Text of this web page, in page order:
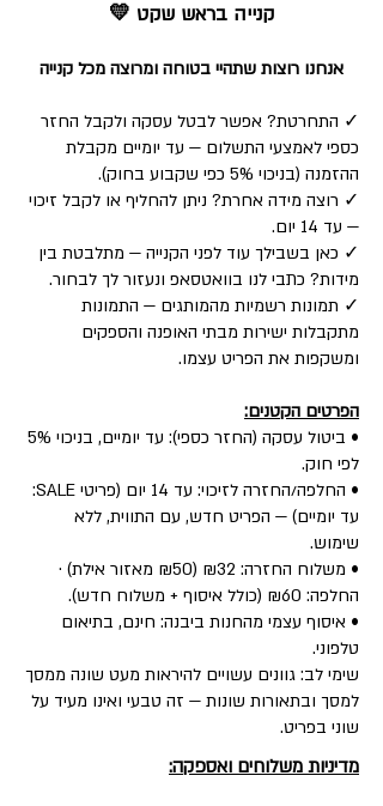
קנייה בראש שקט 💛
אנחנו רוצות שתהיי בטוחה ומרוצה מכל קנייה
✓ התחרטת? אפשר לבטל עסקה ולקבל החזר
כספי לאמצעי התשלום — עד יומיים מקבלת
ההזמנה (בניכוי 5% כפי שקבוע בחוק).
✓ רוצה מידה אחרת? ניתן להחליף או לקבל זיכוי
— עד 14 יום.
✓ כאן בשבילך עוד לפני הקנייה — מתלבטת בין
מידות? כתבי לנו בוואטסאפ ונעזור לך לבחור.
✓ תמונות רשמיות מהמותגים — התמונות
מתקבלות ישירות מבתי האופנה והספקים
ומשקפות את הפריט עצמו.
הפרטים הקטנים:
• ביטול עסקה (החזר כספי): עד יומיים, בניכוי 5%
לפי חוק.
• החלפה/החזרה לזיכוי: עד 14 יום (פריטי SALE:
עד יומיים) — הפריט חדש, עם התווית, ללא
שימוש.
• משלוח החזרה: ₪32 (₪50 מאזור אילת) ·
החלפה: ₪60 (כולל איסוף + משלוח חדש).
• איסוף עצמי מהחנות ביבנה: חינם, בתיאום
טלפוני.
שימי לב: גוונים עשויים להיראות מעט שונה ממסך
למסך ובתאורות שונות — זה טבעי ואינו מעיד על
שוני בפריט.
מדיניות משלוחים ואספקה: